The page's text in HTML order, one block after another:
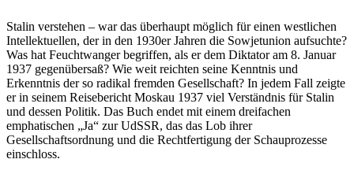
Stalin verstehen – war das überhaupt möglich für einen westlichen
Intellektuellen, der in den 1930er Jahren die Sowjetunion aufsuchte?
Was hat Feuchtwanger begriffen, als er dem Diktator am 8. Januar
1937 gegenübersaß? Wie weit reichten seine Kenntnis und
Erkenntnis der so radikal fremden Gesellschaft? In jedem Fall zeigte
er in seinem Reisebericht Moskau 1937 viel Verständnis für Stalin
und dessen Politik. Das Buch endet mit einem dreifachen
emphatischen „Ja“ zur UdSSR, das das Lob ihrer
Gesellschaftsordnung und die Rechtfertigung der Schauprozesse
einschloss.